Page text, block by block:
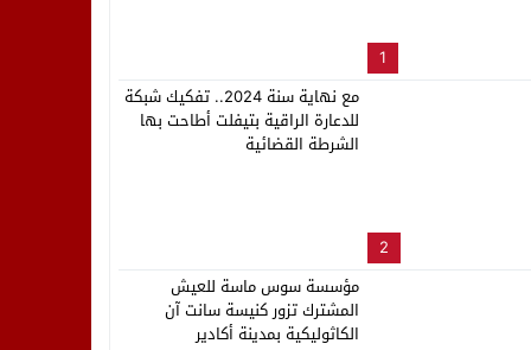
1
2
مع نهاية سنة 2024.. تفكيك شبكة
للدعارة الراقية بتيفلت أطاحت بها
الشرطة القضائية
مؤسسة سوس ماسة للعيش
المشترك تزور كنيسة سانت آن
الكاثوليكية بمدينة أكادير